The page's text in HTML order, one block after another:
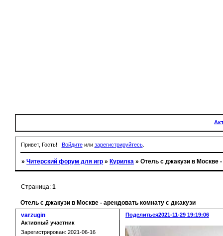
Привет, Гость! Войдитеили зарегистрируйтесь.
»Читерский форум для игр »Курилка »Отель с джакузи в Москве
Отель с джакузи в Москве - арендовать комнату с джакузи
Страница:1
Поделиться2021-11-29 19:19:06
varzugin
Активный участник
Зарегистрирован: 2021-06-16